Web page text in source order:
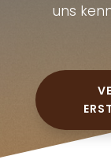
uns